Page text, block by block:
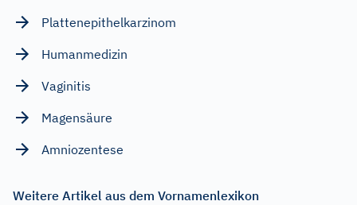
Plattenepithelkarzinom
Humanmedizin
Vaginitis
Magensäure
Amniozentese
Weitere Artikel aus dem Vornamenlexikon